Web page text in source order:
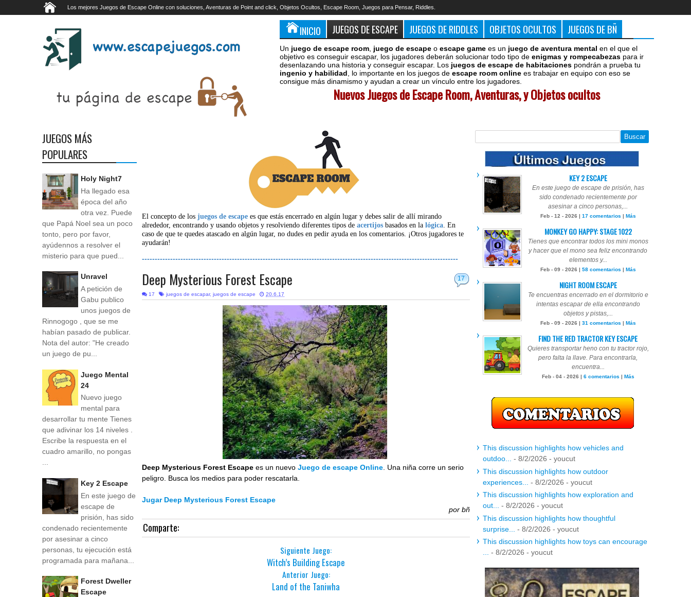
Los mejores Juegos de Escape Online con soluciones, Aventuras de Point and click, Objetos Ocultos, Escape Room, Juegos para Pensar, Riddles.
INICIO JUEGOS DE ESCAPE JUEGOS DE RIDDLES OBJETOS OCULTOS JUEGOS DE BÑ
Un juego de escape room juego de escape o escape game es un juego de aventura mental en el que el
objetivo es conseguir escapar, los jugadores deberán solucionar todo tipo de enigmas y rompecabezas para ir
desenlazando una historia y conseguir escapar. Los juegos de escape de habitaciones pondrán a prueba tu
ingenio y habilidad , lo importante en los juegos de escape room online es trabajar en equipo con eso se
consigue más dinamismo y ayudan a crear un vínculo entre los jugadores.
Nuevos Juegos de Escape Room, Aventuras, y Objetos ocultos
El concepto de losjuegos de escape es que estás encerrado en algún lugar y debes salir de allí mirando
alrededor, encontrando y usando objetos y resolviendo diferentes tipos deacertijos basados en lalógica. En
caso de que te quedes atascado en algún lugar, no dudes en pedir ayuda en los comentarios. ¡Otros jugadores te
ayudarán!
---------------------------------------------------------------------------------------------------------------------------
17
Deep Mysterious Forest Escape
17 juegos de escapar, juegos de escape 20.6.17
Deep Mysterious Forest Escape es un nuevoJuego de escape Online . Una niña corre un serio
peligro. Busca los medios para poder rescatarla.
Jugar Deep Mysterious Forest Escape
por bñ
Comparte:
Siguiente Juego:
Witch’s Building Escape
Anterior Juego:
Land of the Taniwha
JUEGOS MÁS
POPULARES
Holy Night7
Ha llegado esa
época del año
otra vez. Puede
que Papá Noel sea un poco
tonto, pero por favor,
ayúdennos a resolver el
misterio para que pued...
Unravel
A petición de
Gabu publico
unos juegos de
Rinnogogo , que se me
habían pasado de publicar.
Nota del autor: "He creado
un juego de pu...
Juego Mental
24
Nuevo juego
mental para
desarrollar tu mente Tienes
que adivinar los 14 niveles .
Escribe la respuesta en el
cuadro amarillo, no pongas
...
Key 2 Escape
En este juego de
escape de
prisión, has sido
condenado recientemente
por asesinar a cinco
personas, tu ejecución está
programada para mañana...
Forest Dweller
Escape
KEY 2 ESCAPE
En este juego de escape de prisión, has
sido condenado recientemente por
asesinar a cinco personas,...
Feb - 12 - 2026 | 17 comentarios | Más
MONKEY GO HAPPY: STAGE 1022
Tienes que encontrar todos los mini monos
y hacer que el mono sea feliz encontrando
elementos y...
Feb - 09 - 2026 | 58 comentarios | Más
NIGHT ROOM ESCAPE
Te encuentras encerrado en el dormitorio e
intentas escapar de ella encontrando
objetos y pistas,...
Feb - 09 - 2026 | 31 comentarios | Más
FIND THE RED TRACTOR KEY ESCAPE
Quieres transportar heno con tu tractor rojo,
pero falta la llave. Para encontrarla,
encuentra...
Feb - 04 - 2026 | 6 comentarios | Más
This discussion highlights how vehicles and
outdoo...
- 8/2/2026 - youcut
This discussion highlights how outdoor
experiences...
- 8/2/2026 - youcut
This discussion highlights how exploration and
out...
- 8/2/2026 - youcut
This discussion highlights how thoughtful
surprise...
- 8/2/2026 - youcut
This discussion highlights how toys can encourage
- 8/2/2026 - youcut